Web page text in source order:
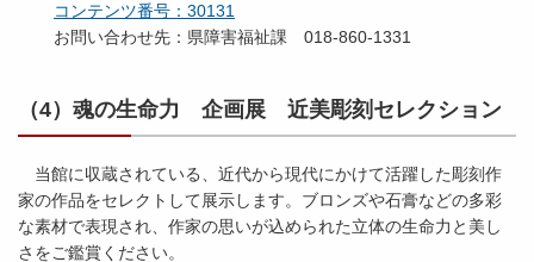
コンテンツ番号：30131
お問い合わせ先：県障害福祉課 018-860-1331
（4）魂の生命力 企画展 近美彫刻セレクション
当館に収蔵されている、近代から現代にかけて活躍した彫刻作
家の作品をセレクトして展示します。ブロンズや石膏などの多彩
な素材で表現され、作家の思いが込められた立体の生命力と美し
さをご鑑賞ください。